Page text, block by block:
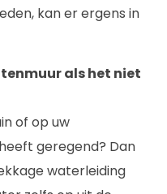
kan er ergens in
als het niet
of op uw
geregend? Dan
waterleiding